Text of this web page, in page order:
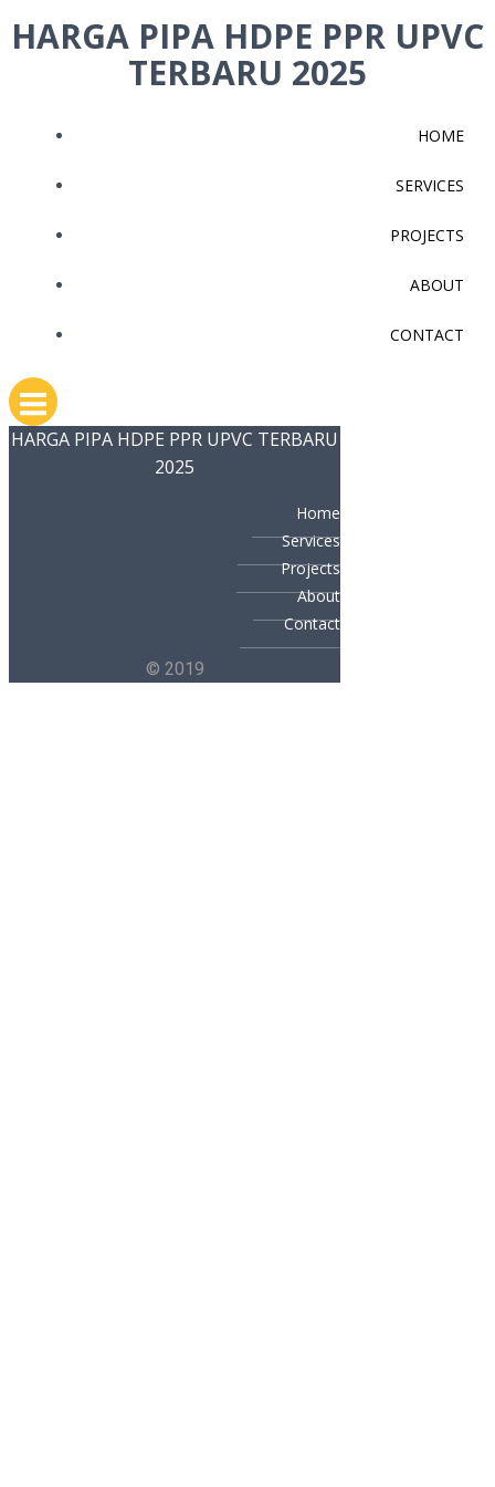
Skip
to
HARGA PIPA HDPE PPR UPVC
TERBARU 2025
HOME
SERVICES
PROJECTS
ABOUT
CONTACT
HARGA PIPA HDPE PPR UPVC TERBARU
2025
Home
Services
Projects
About
Contact
© 2019